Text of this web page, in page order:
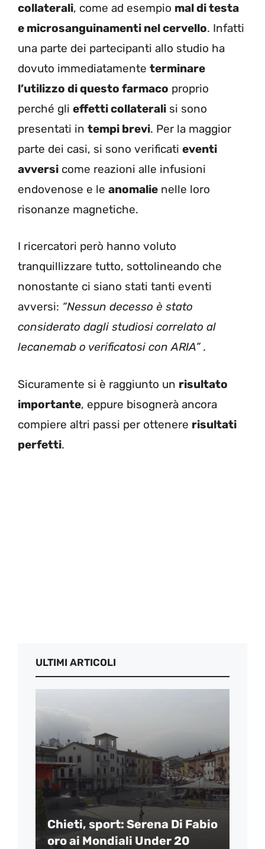
collaterali, come ad esempio mal di testa
e microsanguinamenti nel cervello. Infatti
una parte dei partecipanti allo studio ha
dovuto immediatamente terminare
l’utilizzo di questo farmaco proprio
perché gli effetti collaterali si sono
presentati in tempi brevi. Per la maggior
parte dei casi, si sono verificati eventi
avversi come reazioni alle infusioni
endovenose e le anomalie nelle loro
risonanze magnetiche.
I ricercatori però hanno voluto
tranquillizzare tutto, sottolineando che
nonostante ci siano stati tanti eventi
avversi: “Nessun decesso è stato
considerato dagli studiosi correlato al
lecanemab o verificatosi con ARIA” .
Sicuramente si è raggiunto un risultato
importante, eppure bisognerà ancora
compiere altri passi per ottenere risultati
perfetti.
ULTIMI ARTICOLI
Chieti, sport: Serena Di Fabio
oro ai Mondiali Under 20